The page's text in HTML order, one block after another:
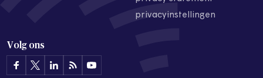
privacyinstellingen
Volg ons